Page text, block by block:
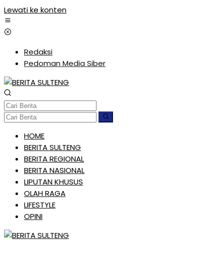
Lewati ke konten
Redaksi
Pedoman Media Siber
HOME
BERITA SULTENG
BERITA REGIONAL
BERITA NASIONAL
LIPUTAN KHUSUS
OLAH RAGA
LIFESTYLE
OPINI